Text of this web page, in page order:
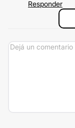
Responder